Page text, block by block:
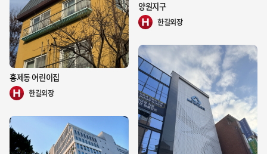
□ 한국 근 현대사의 격변기를 관통하는 역사의 "명동성당"
명동의 터줏대감 격인 명동성당은 한국 근 현대사의 격변기를 관통하는 역사의
현장이었다. 120여 년을 한결 같이 우리 민족의 애환과 함께 했고 사회정의를 구
현하며 소외된 소수 약자의 편에 서서 숭고한 책무를 지켜왔다. 명동성당은 명실
공히 서울시민 뿐 만 아니라 한국인의 가슴속에 우리 사회와 건축을 대표하는 상
징으로 자리 잡았다. 2009년부터 2014년까지 추진된 종합계획 1단계 사업은 성
당권역 전체의 마스터플랜을 세우고 ‘명동성당의 보존과 복원’, ‘시민과 공유하는
열린 광장’, '천주교 신자들의 교류 공간 확보’라는 3가지 비전을 토대로 계획되었
다. 이제 명동성당을 오르는 계단 주변에는 크고 작은 광장과 숲길이 조성되어 작
은 쉼터에서 여유를 가질 수 있다. 방문자들에게 즐기는 산책과 설레는 만남이 가
능하도록 도심 한복판에서도 개방된 장소를 제공하여 사회적 기여를 실천하고 있
다.
양원지구
한길외장
홍제동 어린이집
한길외장